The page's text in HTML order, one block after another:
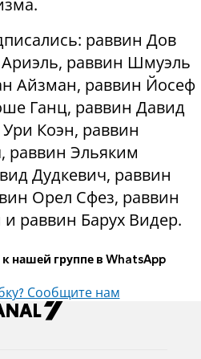
раввин Дов
раввин Шмуэль
Айзман, раввин Йосеф
Ганц, раввин Давид
Коэн, раввин
раввин Эльяким
Дудкевич, раввин
Орел Сфез, раввин
раввин Барух Видер.
к нашей группе в WhatsApp
Сообщите нам